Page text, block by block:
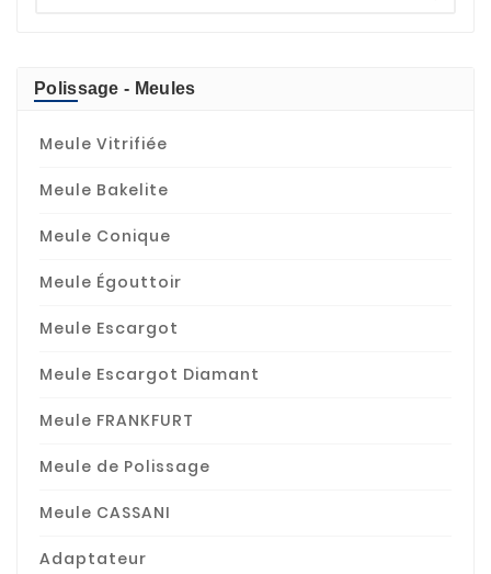
Polissage - Meules
Meule Vitrifiée
Meule Bakelite
Meule Conique
Meule Égouttoir
Meule Escargot
Meule Escargot Diamant
Meule FRANKFURT
Meule de Polissage
Meule CASSANI
Adaptateur